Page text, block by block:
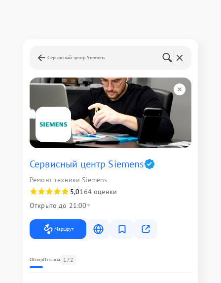
Сервисный центр Siemens
Сервисный центр Siemens
Ремонт техники Siemens
5,0164 оценки
Открыто до 21:00
Маршрут
ОбзорОтзывы 172